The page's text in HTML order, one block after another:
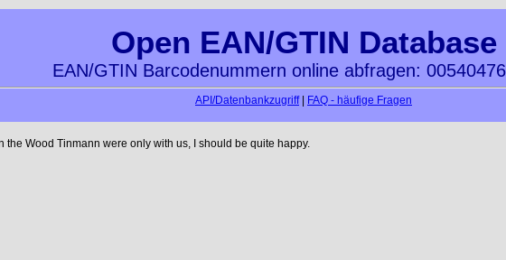
Open EAN/GTIN Database
EAN/GTIN Barcodenummern online abfragen:
API/Datenbankzugriff| FAQ - häufige Fragen
Wood Tinmann were only with us, I should be quite happy.